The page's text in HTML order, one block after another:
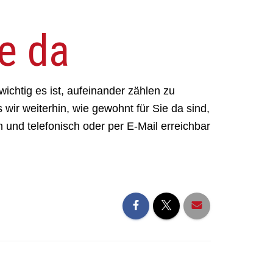
da
es ist, aufeinander zählen zu
weiterhin, wie gewohnt für Sie da sind,
telefonisch oder per E-Mail erreichbar